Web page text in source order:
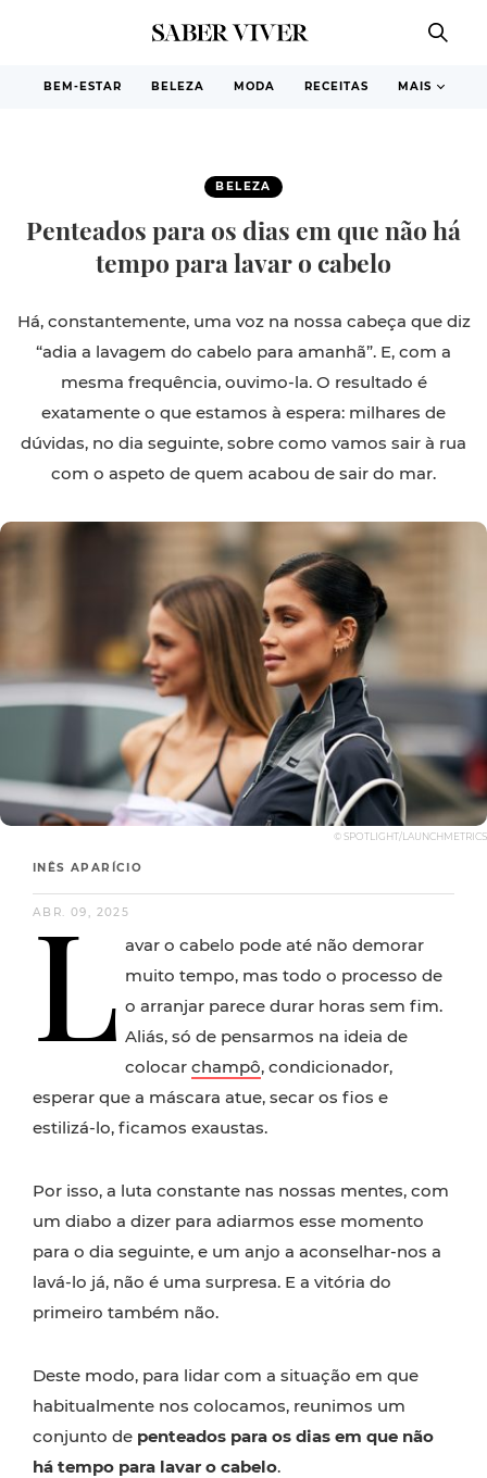
BEM-ESTAR BELEZA MODA RECEITAS MAIS
BELEZA
Penteados para os dias em que não há
tempo para lavar o cabelo
Há, constantemente, uma voz na nossa cabeça que diz
“adia a lavagem do cabelo para amanhã”. E, com a
mesma frequência, ouvimo-la. O resultado é
exatamente o que estamos à espera: milhares de
dúvidas, no dia seguinte, sobre como vamos sair à rua
com o aspeto de quem acabou de sair do mar.
© SPOTLIGHT/LAUNCHMETRICS
INÊS APARÍCIO
ABR. 09, 2025
L avar o cabelo pode até não demorar
muito tempo, mas todo o processo de
o arranjar parece durar horas sem fim.
Aliás, só de pensarmos na ideia de
colocar champô, condicionador,
esperar que a máscara atue, secar os fios e
estilizá-lo, ficamos exaustas.
Por isso, a luta constante nas nossas mentes, com
um diabo a dizer para adiarmos esse momento
para o dia seguinte, e um anjo a aconselhar-nos a
lavá-lo já, não é uma surpresa. E a vitória do
primeiro também não.
Deste modo, para lidar com a situação em que
habitualmente nos colocamos, reunimos um
conjunto de penteados para os dias em que não
há tempo para lavar o cabelo.